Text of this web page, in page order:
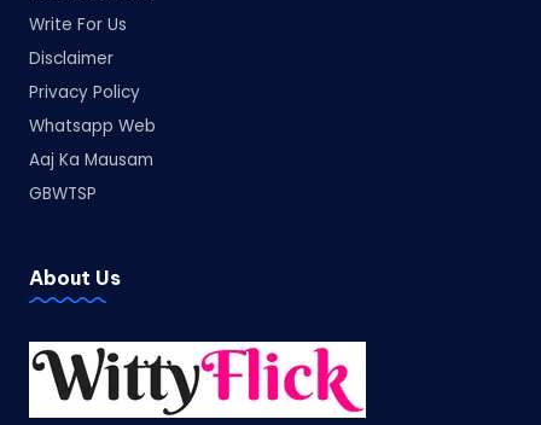
Write For Us
Disclaimer
Privacy Policy
Whatsapp Web
Aaj Ka Mausam
GBWTSP
About Us